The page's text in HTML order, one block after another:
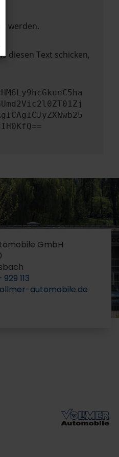
werden.
diesen Text schicken,
GmbH
113
automobile.de